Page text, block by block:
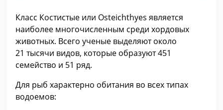
Класс Костистые или Osteichthyes является
наиболее многочисленным среди хордовых
животных. Всего ученые выделяют около
21 тысячи видов, которые образуют 451
семейство и 51 ряд.
Для рыб характерно обитания во всех типах
водоемов: